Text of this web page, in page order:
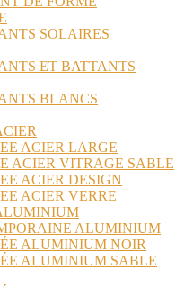
SOLAIRES
ET BATTANTS
BLANCS
ACIER LARGE
ACIER VITRAGE SABLE
ACIER DESIGN
ACIER VERRE
ALUMINIUM
ALUMINIUM NOIR
ALUMINIUM SABLE